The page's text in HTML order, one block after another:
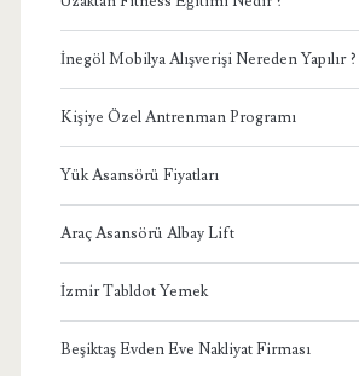
İnegöl Mobilya Alışverişi Nereden Yapılır ?
Kişiye Özel Antrenman Programı
Yük Asansörü Fiyatları
Araç Asansörü Albay Lift
İzmir Tabldot Yemek
Beşiktaş Evden Eve Nakliyat Firması